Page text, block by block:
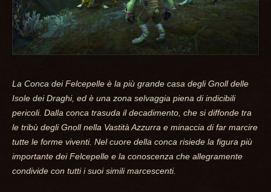
La Conca dei Felcepelle è la più grande casa degli Gnoll delle
Isole dei Draghi, ed è una zona selvaggia piena di indicibili
pericoli. Dalla conca trasuda il decadimento, che si diffonde tra
le tribù degli Gnoll nella Vastità Azzurra e minaccia di far marcire
tutte le forme viventi. Nel cuore della conca risiede la figura più
importante dei Felcepelle e la conoscenza che allegramente
condivide con tutti i suoi simili marcescenti.